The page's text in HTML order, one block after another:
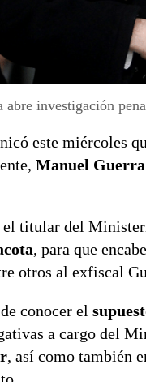
abre investigación
este miércoles
Manuel
el titular del
, para que
otros al exfiscal
conocer el
a cargo del
, así como también